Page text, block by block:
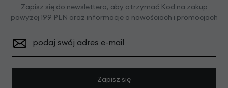
Zapisz się do newslettera, aby otrzymać Kod na zakup
powyżej 199 PLN oraz informacje o nowościach i promocjach
podaj swój adres e-mail
Zapisz się